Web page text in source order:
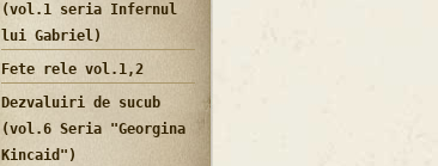
(vol.1 seria Infernul
lui Gabriel)
Fete rele vol.1,2
Dezvaluiri de sucub
(vol.6 Seria "Georgina
Kincaid")